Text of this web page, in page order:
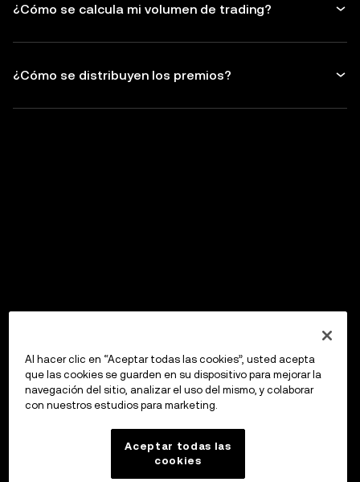
¿Cómo se calcula mi volumen de trading?
¿Cómo se distribuyen los premios?
Al hacer clic en “Aceptar todas las cookies”, usted acepta
que las cookies se guarden en su dispositivo para mejorar la
navegación del sitio, analizar el uso del mismo, y colaborar
con nuestros estudios para marketing.
Aceptar todas las
cookies